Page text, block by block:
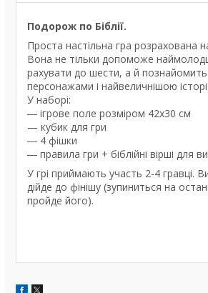
Подорож по Біблії.
Проста настільна гра розрахована
Вона не тільки допоможе
рахувати до шести, а й познайомить
персонажами і найвеличнішою
У наборі:
― ігрове поле розміром 42х30 см
— кубик для гри
― 4 фішки
― правила гри + біблійні вірші для
У грі приймають участь 2-4 гравці.
дійде до фінішу (зупиниться на
пройде його).